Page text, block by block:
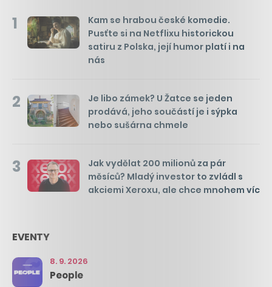
1
Kam se hrabou české komedie.
Pusťte si na Netflixu historickou
satiru z Polska, její humor platí i na
nás
2
Je libo zámek? U Žatce se jeden
prodává, jeho součástí je i sýpka
nebo sušárna chmele
3
Jak vydělat 200 milionů za pár
měsíců? Mladý investor to zvládl s
akciemi Xeroxu, ale chce mnohem víc
EVENTY
8. 9. 2026
People